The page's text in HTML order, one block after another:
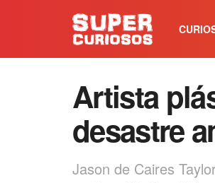
Artista
desastre
Jason de Caires